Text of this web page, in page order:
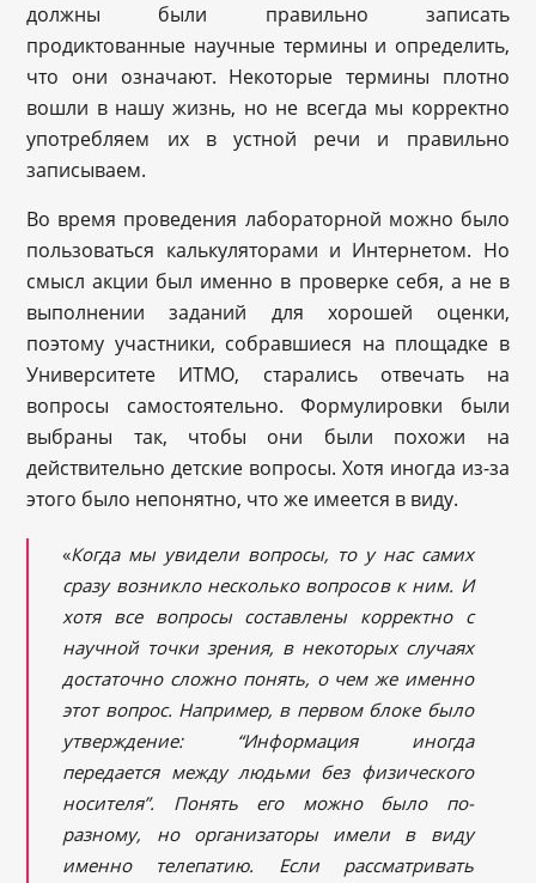
должны были правильно записать
продиктованные научные термины и определить,
что они означают. Некоторые термины плотно
вошли в нашу жизнь, но не всегда мы корректно
употребляем их в устной речи и правильно
записываем.
Во время проведения лабораторной можно было
пользоваться калькуляторами и Интернетом. Но
смысл акции был именно в проверке себя, а не в
выполнении заданий для хорошей оценки,
поэтому участники, собравшиеся на площадке в
Университете ИТМО, старались отвечать на
вопросы самостоятельно. Формулировки были
выбраны так, чтобы они были похожи на
действительно детские вопросы. Хотя иногда из-за
этого было непонятно, что же имеется в виду.
«Когда мы увидели вопросы, то у нас самих
сразу возникло несколько вопросов к ним. И
хотя все вопросы составлены корректно с
научной точки зрения, в некоторых случаях
достаточно сложно понять, о чем же именно
этот вопрос. Например, в первом блоке было
утверждение: “Информация иногда
передается между людьми без физического
носителя”. Понять его можно было по-
разному, но организаторы имели в виду
именно телепатию. Если рассматривать